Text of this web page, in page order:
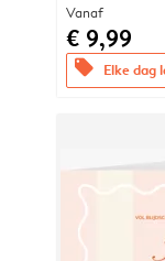
Vanaf
€ 9,99
offers Elke dag